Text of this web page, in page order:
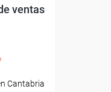
ventas
Cantabria